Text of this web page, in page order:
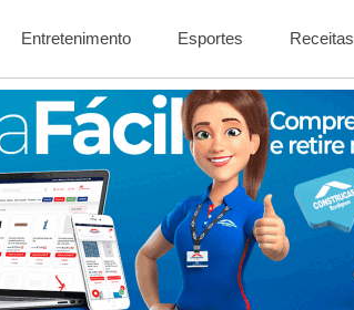
Entretenimento Esportes Receitas